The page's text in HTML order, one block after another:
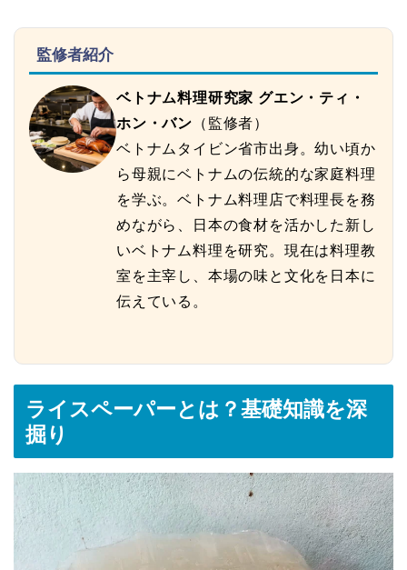
監修者紹介
ベトナム料理研究家 グエン・ティ・
ホン・バン （監修者）
ベトナムタイビン省市出身。幼い頃か
ら母親にベトナムの伝統的な家庭料理
を学ぶ。ベトナム料理店で料理長を務
めながら、日本の食材を活かした新し
いベトナム料理を研究。現在は料理教
室を主宰し、本場の味と文化を日本に
伝えている。
ライスペーパーとは？基礎知識を深
掘り